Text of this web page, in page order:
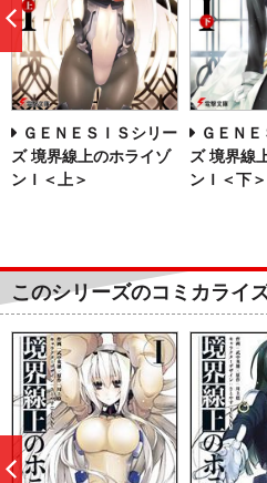
ＧＥＮＥＳＩＳシリー
ズ 境界線上のホライゾ
ンＩ＜上＞
ＧＥＮ
ズ 境界線
ンＩ＜下＞
前
へ
このシリーズのコミカライ